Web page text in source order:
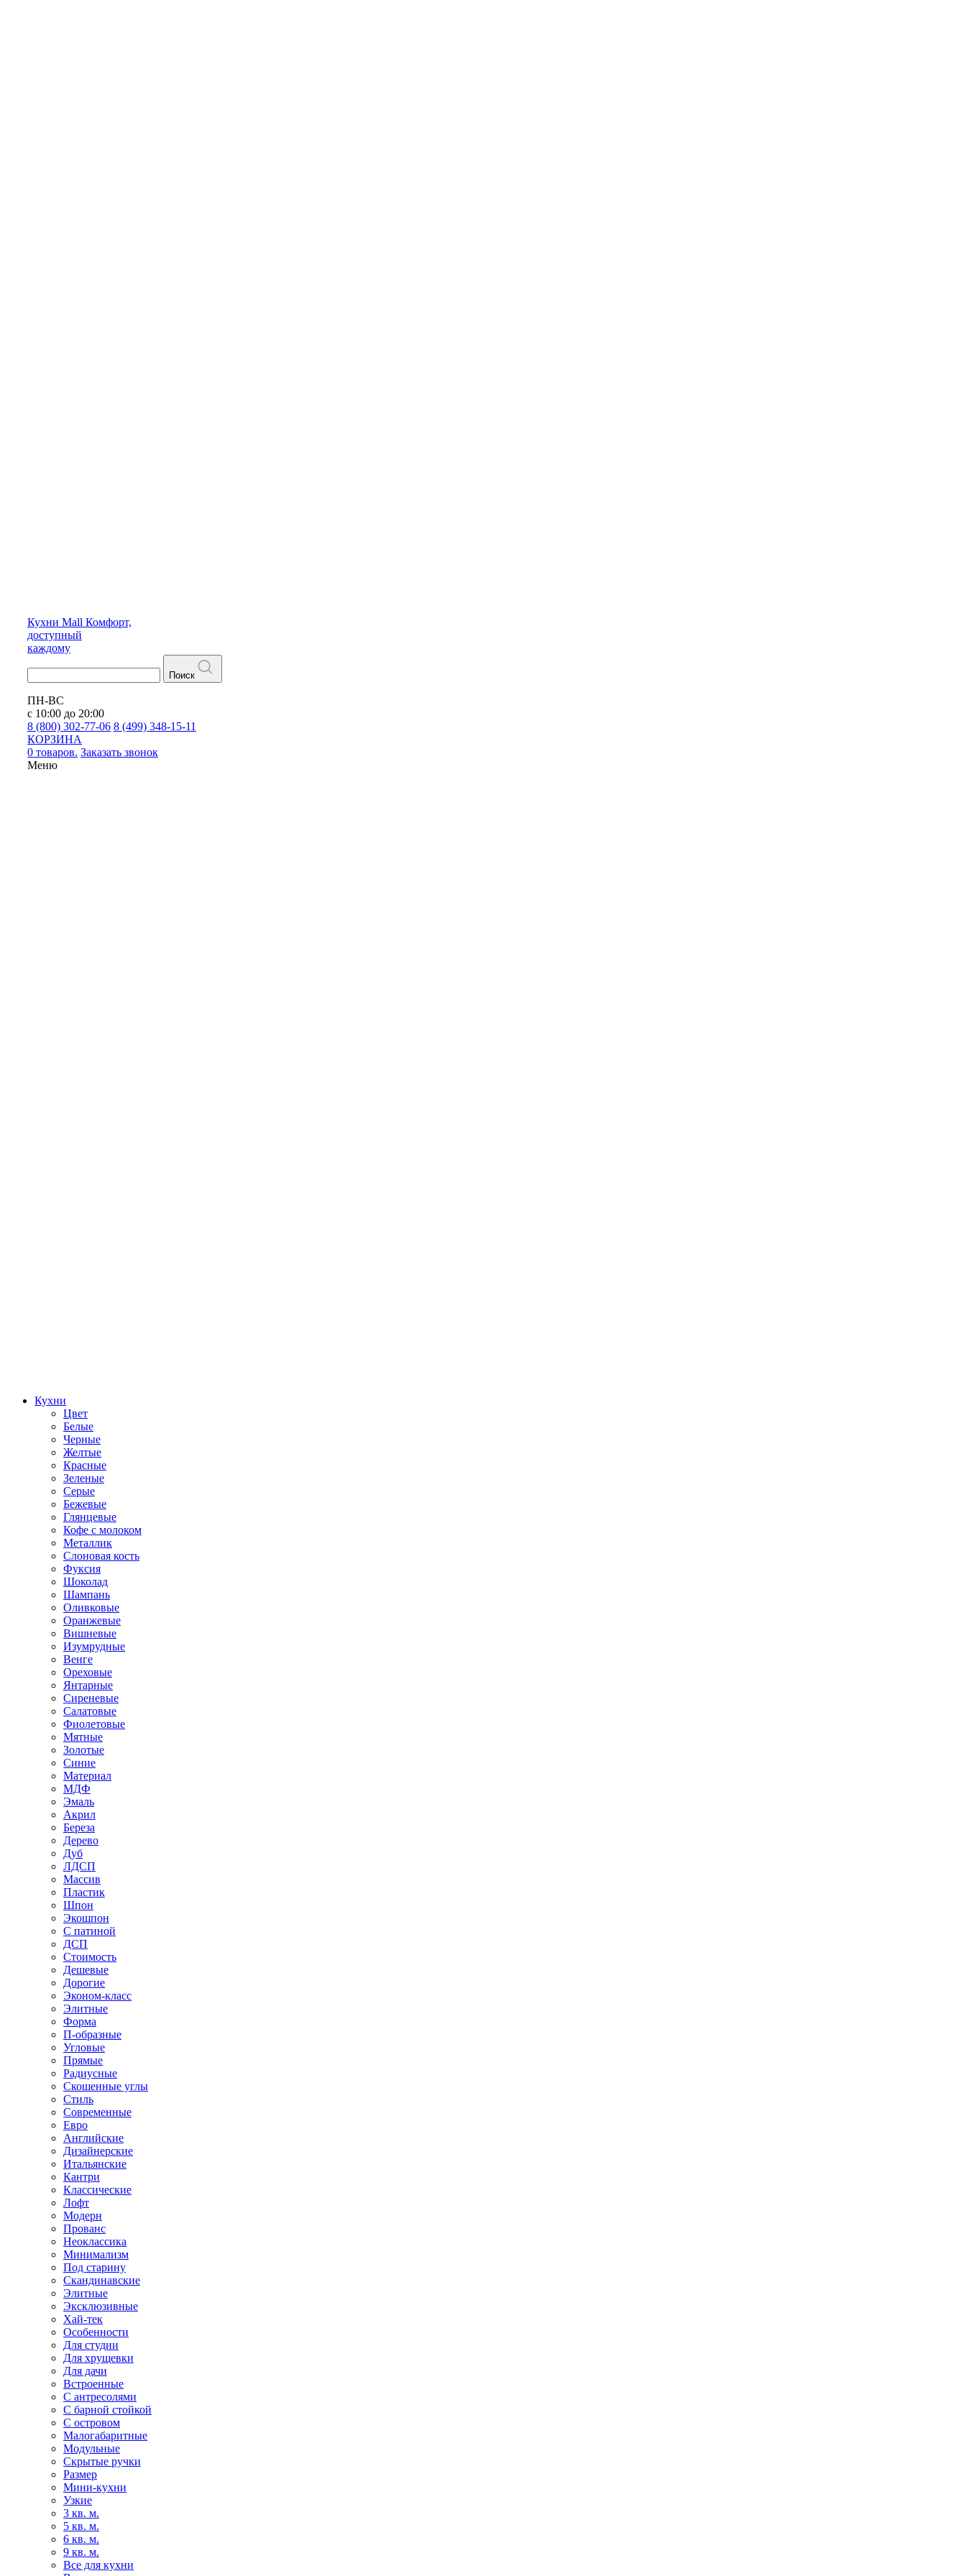
Кухни Mall Комфорт,
доступный
каждому
Поиск
ПН-ВС
с 10:00 до 20:00
8 (800) 302-77-06 8 (499) 348-15-11
КОРЗИНА
0 товаров. Заказать звонок
Меню
Кухни
Цвет
Белые
Черные
Желтые
Красные
Зеленые
Серые
Бежевые
Глянцевые
Кофе с молоком
Металлик
Слоновая кость
Фуксия
Шоколад
Шампань
Оливковые
Оранжевые
Вишневые
Изумрудные
Венге
Ореховые
Янтарные
Сиреневые
Салатовые
Фиолетовые
Мятные
Золотые
Синие
Материал
МДФ
Эмаль
Акрил
Береза
Дерево
Дуб
ЛДСП
Массив
Пластик
Шпон
Экошпон
С патиной
ДСП
Стоимость
Дешевые
Дорогие
Эконом-класс
Элитные
Форма
П-образные
Угловые
Прямые
Радиусные
Скошенные углы
Стиль
Современные
Евро
Английские
Дизайнерские
Итальянские
Кантри
Классические
Лофт
Модерн
Прованс
Неоклассика
Минимализм
Под старину
Скандинавские
Элитные
Эксклюзивные
Хай-тек
Особенности
Для студии
Для хрущевки
Для дачи
Встроенные
С антресолями
С барной стойкой
С островом
Малогабаритные
Модульные
Скрытые ручки
Размер
Мини-кухни
Узкие
3 кв. м.
5 кв. м.
6 кв. м.
9 кв. м.
Все для кухни